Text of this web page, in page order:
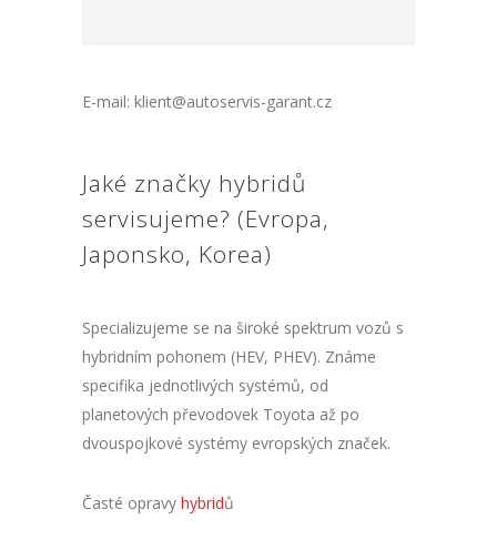
E-mail: klient@autoservis-garant.cz
Jaké značky hybridů
servisujeme? (Evropa,
Japonsko, Korea)
Specializujeme se na široké spektrum vozů s
hybridním pohonem (HEV, PHEV). Známe
specifika jednotlivých systémů, od
planetových převodovek Toyota až po
dvouspojkové systémy evropských značek.
Časté opravy hybridů